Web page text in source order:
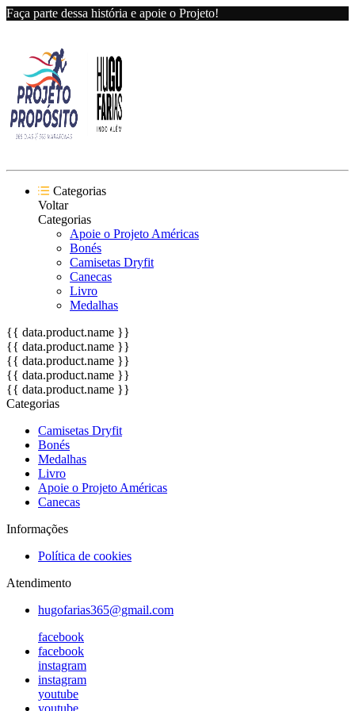
Faça parte dessa história e apoie o Projeto!
Categorias
Voltar
Categorias
Apoie o Projeto Américas
Bonés
Camisetas Dryfit
Canecas
Livro
Medalhas
{{ data.product.name }}
{{ data.product.name }}
{{ data.product.name }}
{{ data.product.name }}
{{ data.product.name }}
Categorias
Camisetas Dryfit
Bonés
Medalhas
Livro
Apoie o Projeto Américas
Canecas
Informações
Política de cookies
Atendimento
hugofarias365@gmail.com
facebook
facebook
instagram
instagram
youtube
youtube